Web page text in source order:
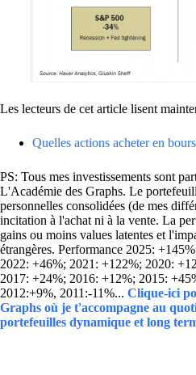
Les lecteurs de cet article lisent
Quelles actions acheter en
PS: Tous mes investissements sont
L'Académie des Graphs. Le
personnelles consolidées (de mes
incitation à l'achat ni à la vente. La
gains ou moins values latentes et
étrangères. Performance 2025:
2022: +46%; 2021: +122%; 2020:
2017: +24%; 2016: +12%; 2015:
2012:+9%, 2011:-11%... Clique-ici
Graphs où je t'accompagne au
portefeuilles dynamique et long